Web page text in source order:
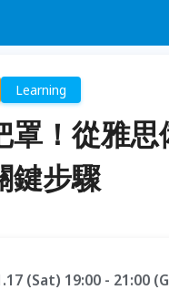
Learning
罩！從雅
鍵步驟
(Sat) 19:00 - 21:00